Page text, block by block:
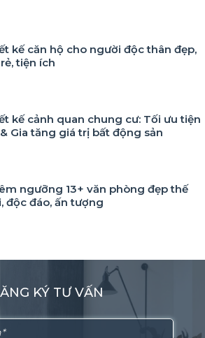
kế căn hộ cho người độc thân đẹp,
tiện ích
kế cảnh quan chung cư: Tối ưu tiện
Gia tăng giá trị bất động sản
ngưỡng 13+ văn phòng đẹp thế
độc đáo, ấn tượng
KÝ TƯ VẤN